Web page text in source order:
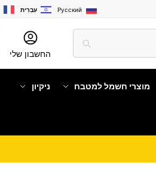
עִבְרִית Русский
החשבון שלי
מוצרי חשמל למטבח ניקיון